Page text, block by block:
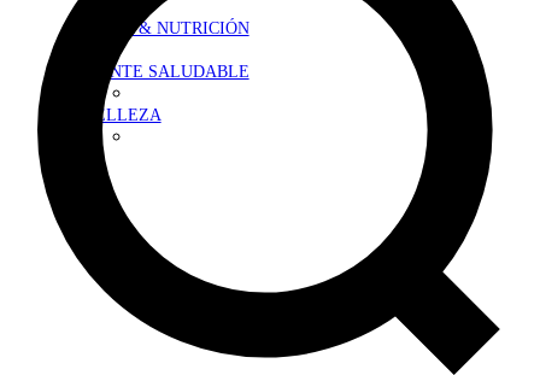
DIETA & NUTRICIÓN
MENTE SALUDABLE
BELLEZA